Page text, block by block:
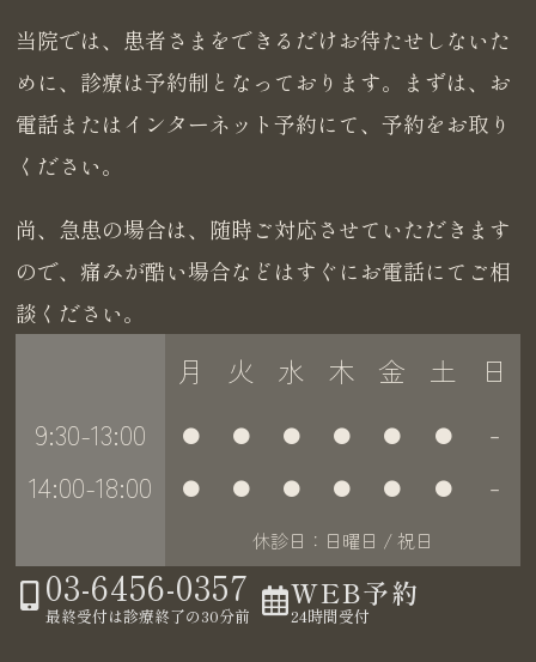
当院では、患者さまをできるだけお待たせしないた
めに、診療は予約制となっております。まずは、お
電話またはインターネット予約にて、予約をお取り
ください。
尚、急患の場合は、随時ご対応させていただきます
ので、痛みが酷い場合などはすぐにお電話にてご相
談ください。
月 火 水 木 金 土
日
9:30-13:00
● ● ● ● ● ● －
14:00-18:00 ● ● ● ● ● ●
－
休診日：日曜日 / 祝日
03-6456-0357
最終受付は診療終了の30分前
WEB予約
24時間受付